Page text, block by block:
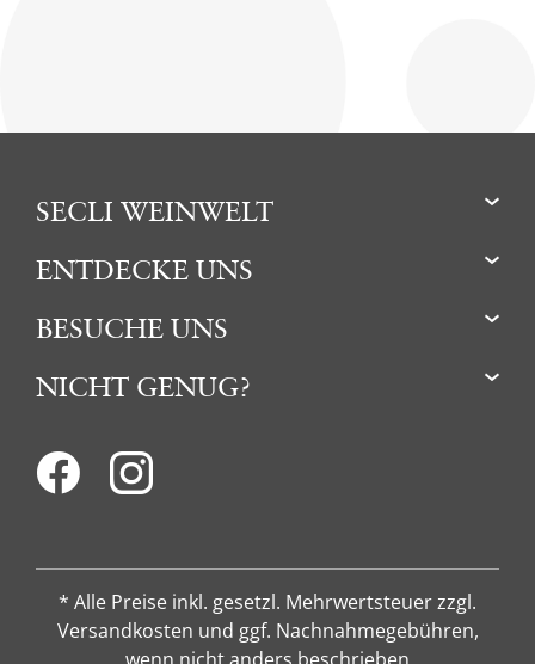
SECLI WEINWELT
ENTDECKE UNS
BESUCHE UNS
NICHT GENUG?
* Alle Preise inkl. gesetzl. Mehrwertsteuer zzgl.
Versandkosten und ggf. Nachnahmegebühren,